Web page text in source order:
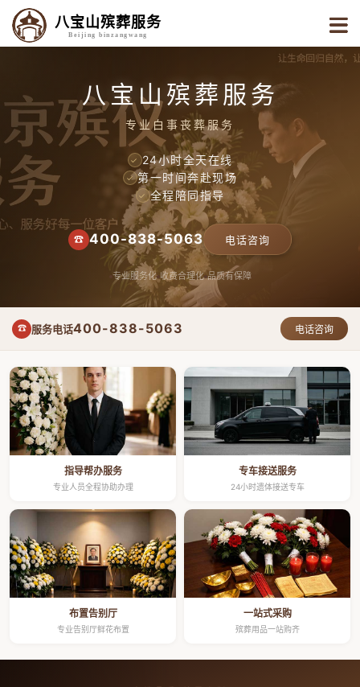
八宝山殡葬服务
Beijing binzangwang
八宝山殡葬服务
专业白事丧葬服务
✓ 24小时全天在线
✓ 第一时间奔赴现场
✓ 全程陪同指导
☎ 400-838-5063 电话咨询
专业服务化 收费合理化 品质有保障
☎ 服务电话400-838-5063 电话咨询
指导帮办服务
专业人员全程协助办理
专车接送服务
24小时遗体接送专车
布置告别厅
专业告别厅鲜花布置
一站式采购
殡葬用品一站购齐